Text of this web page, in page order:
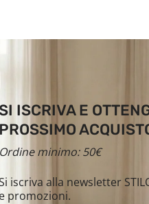
SI ISCRIVA E
PROSSIMO
Ordine minimo: 50€
iscriva alla newsletter
e promozioni.